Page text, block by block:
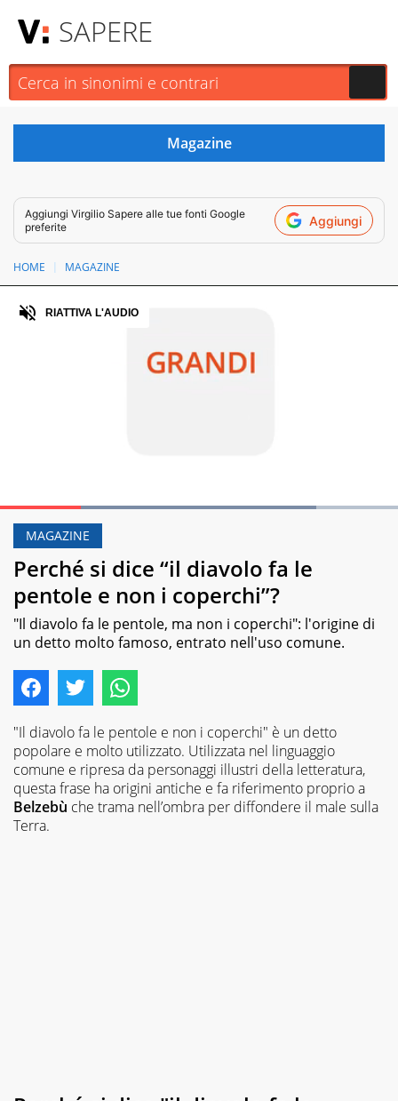
SAPERE
Aggiungi Virgilio Sapere alle tue fonti Google
preferite
Aggiungi
HOME MAGAZINE
PauseUnmute
Loaded:79.49%
Audio
RIATTIVA L'AUDIO
MAGAZINE
Perché si dice “il diavolo fa le
pentole e non i coperchi”?
"Il diavolo fa le pentole, ma non i coperchi": l'origine di
un detto molto famoso, entrato nell'uso comune.
"Il diavolo fa le pentole e non i coperchi" è un detto
popolare e molto utilizzato. Utilizzata nel linguaggio
comune e ripresa da personaggi illustri della letteratura,
questa frase ha origini antiche e fa riferimento proprio a
Belzebù che trama nell’ombra per diffondere il male sulla
Terra.